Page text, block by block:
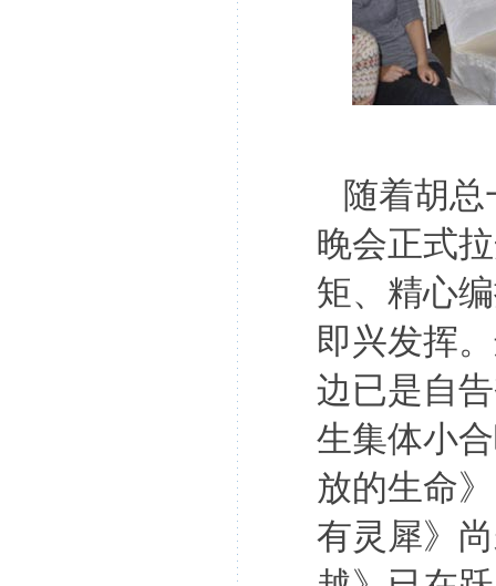
随着胡
晚会正式
矩、精心
即兴发挥
边已是自
生集体小
放的生命
有灵犀》